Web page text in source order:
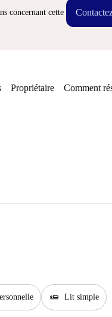
concernant cette
Propriétaire Comment
airline_seat_flat Lit simple